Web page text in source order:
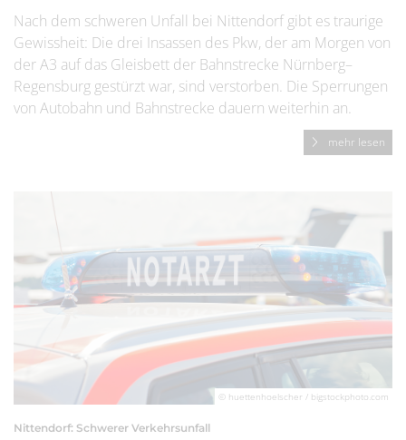
Nach dem schweren Unfall bei Nittendorf gibt es traurige
Gewissheit: Die drei Insassen des Pkw, der am Morgen von
der A3 auf das Gleisbett der Bahnstrecke Nürnberg–
Regensburg gestürzt war, sind verstorben. Die Sperrungen
von Autobahn und Bahnstrecke dauern weiterhin an.
mehr lesen
© huettenhoelscher / bigstockphoto.com
Nittendorf: Schwerer Verkehrsunfall